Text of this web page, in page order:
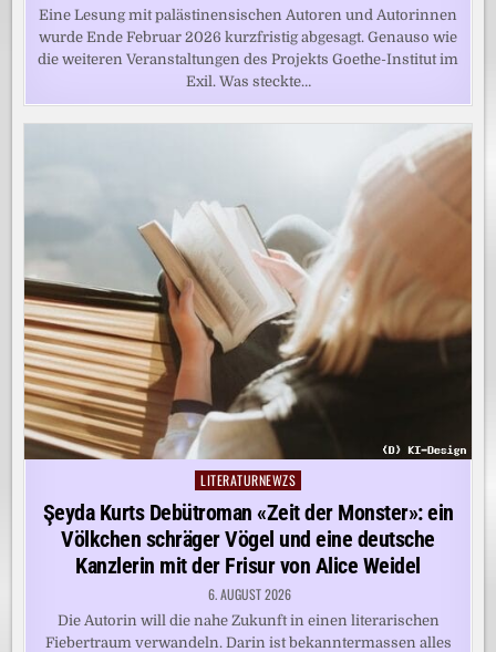
Eine Lesung mit palästinensischen Autoren und Autorinnen
wurde Ende Februar 2026 kurzfristig abgesagt. Genauso wie
die weiteren Veranstaltungen des Projekts Goethe-Institut im
Exil. Was steckte…
Posted
in
LITERATURNEWZS
Şeyda Kurts Debütroman «Zeit der Monster»: ein
Völkchen schräger Vögel und eine deutsche
Kanzlerin mit der Frisur von Alice Weidel
6. AUGUST 2026
Die Autorin will die nahe Zukunft in einen literarischen
Fiebertraum verwandeln. Darin ist bekanntermassen alles